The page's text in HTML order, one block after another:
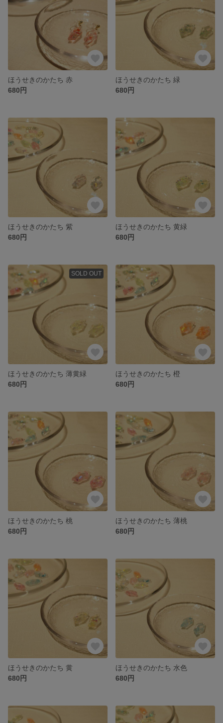
ほうせきのかたち 赤
680円
ほうせきのかたち 緑
680円
ほうせきのかたち 紫
680円
ほうせきのかたち 黄緑
680円
SOLD OUT
ほうせきのかたち 薄黄緑
680円
ほうせきのかたち 橙
680円
ほうせきのかたち 桃
680円
ほうせきのかたち 薄桃
680円
ほうせきのかたち 黄
680円
ほうせきのかたち 水色
680円